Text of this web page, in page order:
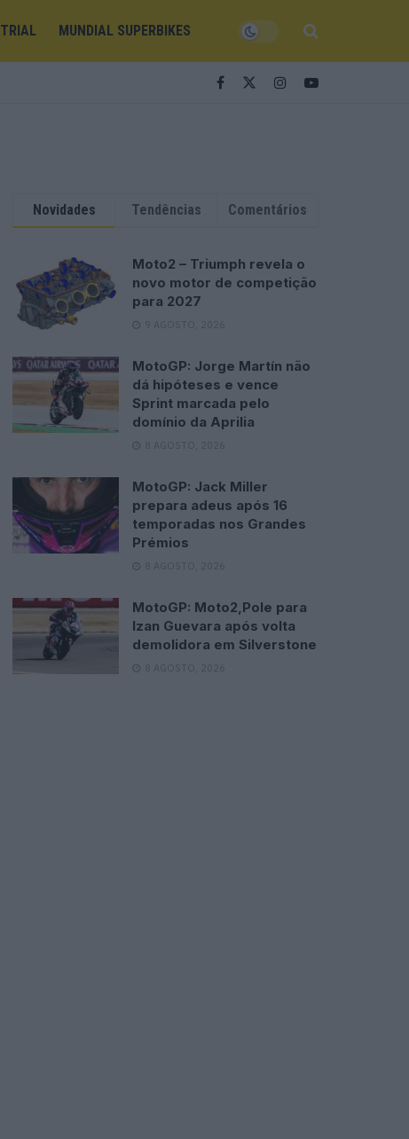
TRIAL MUNDIAL SUPERBIKES
Novidades Tendências Comentários
Moto2 – Triumph revela o
novo motor de competição
para 2027
9 AGOSTO, 2026
MotoGP: Jorge Martín não
dá hipóteses e vence
Sprint marcada pelo
domínio da Aprilia
8 AGOSTO, 2026
MotoGP: Jack Miller
prepara adeus após 16
temporadas nos Grandes
Prémios
8 AGOSTO, 2026
MotoGP: Moto2,Pole para
Izan Guevara após volta
demolidora em Silverstone
8 AGOSTO, 2026